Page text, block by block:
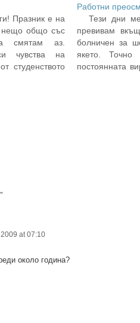
Празник е на
нещо общо със
смятам аз.
чувства на
студенството
текст, още в…
Работни
Тези дни
превивам
болничен за
якето.
постоянната
”
at 07:10
около година?